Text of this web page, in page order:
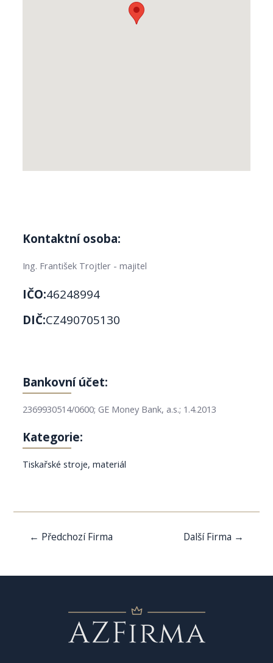
Kontaktní osoba:
Ing. František Trojtler - majitel
IČO:46248994
DIČ:CZ490705130
Bankovní účet:
2369930514/0600; GE Money Bank, a.s.; 1.4.2013
Kategorie:
Tiskařské stroje, materiál
Navigace
← Předchozí Firma Další Firma →